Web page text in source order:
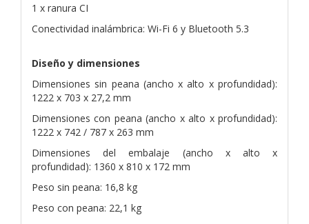
1 x ranura CI
Conectividad inalámbrica: Wi-Fi 6 y Bluetooth 5.3
Diseño y dimensiones
Dimensiones sin peana (ancho x alto x profundidad):
1222 x 703 x 27,2 mm
Dimensiones con peana (ancho x alto x profundidad):
1222 x 742 / 787 x 263 mm
Dimensiones del embalaje (ancho x alto x
profundidad): 1360 x 810 x 172 mm
Peso sin peana: 16,8 kg
Peso con peana: 22,1 kg